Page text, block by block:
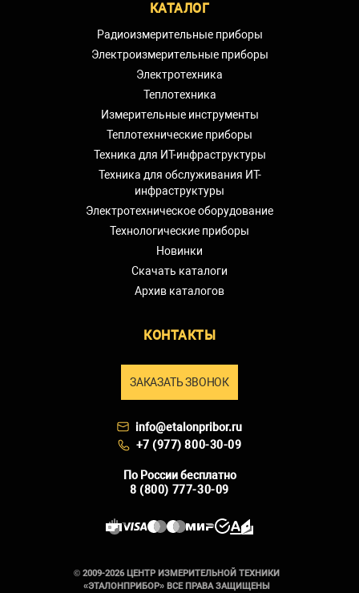
КАТАЛОГ
Радиоизмерительные приборы
Электроизмерительные приборы
Электротехника
Теплотехника
Измерительные инструменты
Теплотехнические приборы
Техника для ИТ-инфраструктуры
Техника для обслуживания ИТ-
инфраструктуры
Электротехническое оборудование
Технологические приборы
Новинки
Скачать каталоги
Архив каталогов
КОНТАКТЫ
ЗАКАЗАТЬ ЗВОНОК
info@etalonpribor.ru
+7 (977) 800-30-09
По России бесплатно
8 (800) 777-30-09
© 2009-2026 ЦЕНТР ИЗМЕРИТЕЛЬНОЙ ТЕХНИКИ
«ЭТАЛОНПРИБОР» ВСЕ ПРАВА ЗАЩИЩЕНЫ